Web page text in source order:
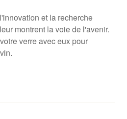
et la recherche
montrent la voie de l'avenir.
verre avec eux pour